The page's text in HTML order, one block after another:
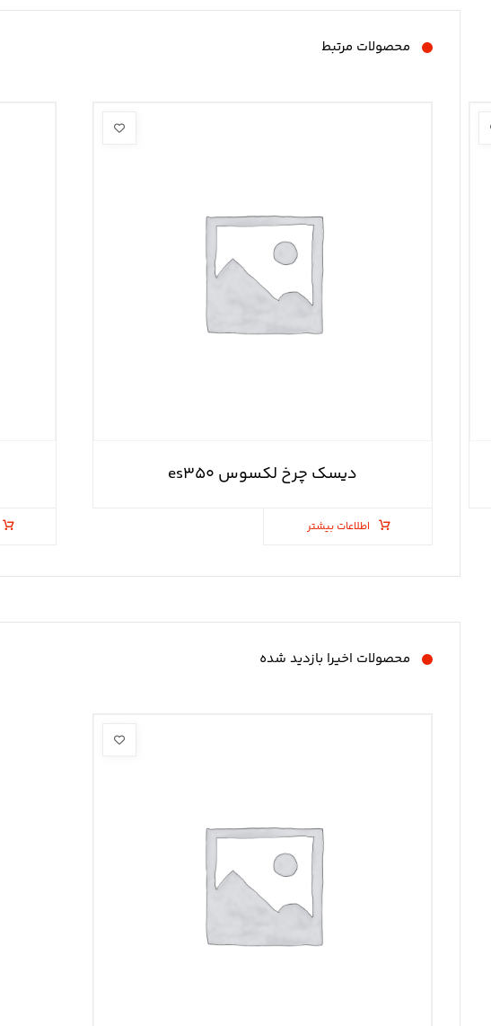
محصولات مرتبط
دیسک چرخ لکسوس es۳۵۰
اطلاعات بیشتر
محصولات اخیرا بازدید شده